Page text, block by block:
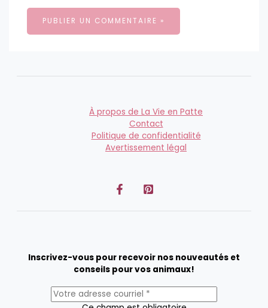
À propos de La Vie en Patte
Contact
Politique de confidentialité
Avertissement légal
Inscrivez-vous pour recevoir nos nouveautés et
conseils pour vos animaux!